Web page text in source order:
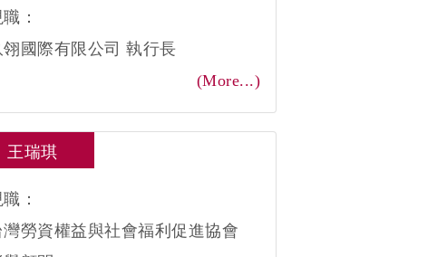
：
翎國際有限公司 執行長
(More...)
王瑞琪
：
灣勞資權益與社會福利促進協會